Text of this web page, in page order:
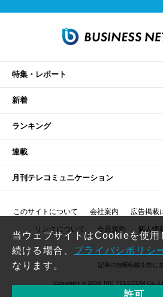
特集・レポート
新着
ランキング
連載
月刊テレコミュニケーション
このサイトについて 会社案内 広告掲載
リンクについて 会員規約 個人情
記事の無断転載を禁じ
Copyright © 2026 RIC TELECOM
当ウェブサイトはCookieを使用
続ける場合、 プライバシポリシ
なります。
許可